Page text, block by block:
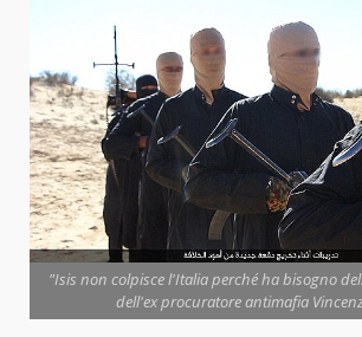
"Isis non colpisce l'Italia perché ha bisogno
dell'ex procuratore antimafia